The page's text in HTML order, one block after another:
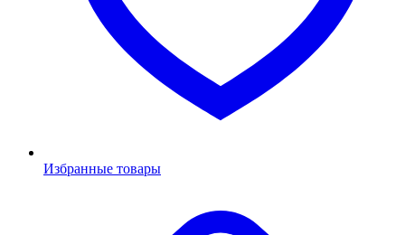
Избранные товары